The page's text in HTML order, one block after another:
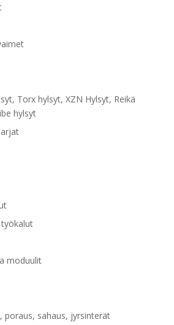
Torx hylsyt, XZN Hylsyt, Reikä
hylsyt
moduulit
poraus, sahaus, jyrsinterät